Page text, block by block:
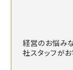
経営のお悩み
社スタッフが